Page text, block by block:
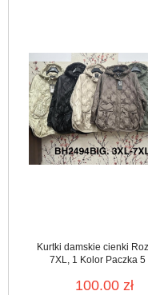
Kurtki damskie cienki
7XL, 1 Kolor Paczka 5
100.00 zł